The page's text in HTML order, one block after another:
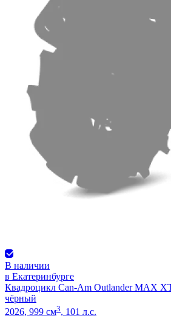
В наличии
в Екатеринбурге
Квадроцикл Can-Am Outlander MAX
чёрный
2026, 999 см3, 101 л.с.